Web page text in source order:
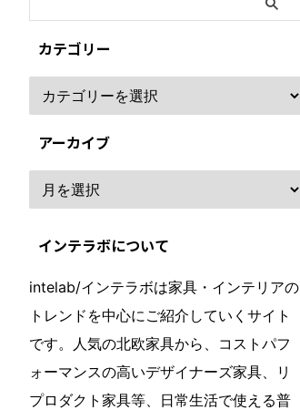
カテゴリー
アーカイブ
インテラボについて
intelab/インテラボは家具・インテリアの
トレンドを中心にご紹介していくサイト
です。人気の北欧家具から、コストパフ
ォーマンスの高いデザイナーズ家具、リ
プロダクト家具等、日常生活で使える普